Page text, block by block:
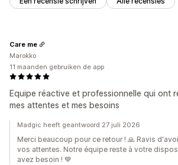
Equipe réactive et professionnelle qui ont
mes attentes et mes besoins
Care me
Marokko
11 maanden gebruiken de app
Madgic heeft geantwoord 27 juli 2026
Merci beaucoup pour ce retour ! 🙏 Ravis
vos attentes. Notre équipe reste à votre
avez besoin ! 💙